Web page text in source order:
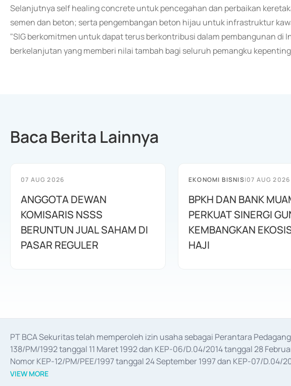
Selanjutnya self healing concrete untuk pencegahan dan perbaikan
semen dan beton; serta pengembangan beton hijau untuk infrastruktur
"SIG berkomitmen untuk dapat terus berkontribusi dalam pembangunan di
berkelanjutan yang memberi nilai tambah bagi seluruh pemangku
Baca Berita Lainnya
07 AUG 2026
ANGGOTA DEWAN
KOMISARIS NSSS
BERUNTUN JUAL SAHAM DI
PASAR REGULER
EKONOMI BISNIS|07 AUG 2026
BPKH DAN BANK
PERKUAT SINERGI
KEMBANGKAN
HAJI
PT BCA Sekuritas telah memperoleh izin usaha sebagai Perantara
138/PM/1992 tanggal 11 Maret 1992 dan KEP-06/D.04/2014 tanggal 28
Nomor KEP-12/PM/PEE/1997 tanggal 24 September 1997 dan KEP-07/
merger, akuisisi, divestasi, dan
VIEW MORE